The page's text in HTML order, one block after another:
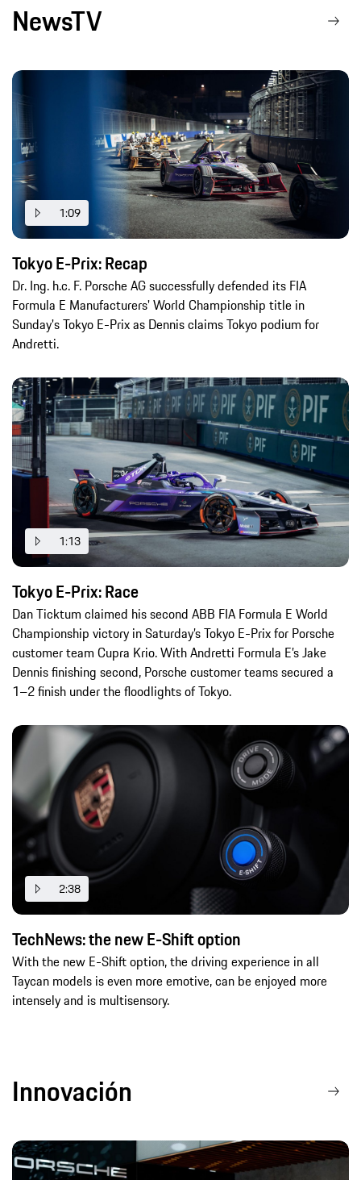
NewsTV
1:09
Tokyo E-Prix: Recap
Dr. Ing. h.c. F. Porsche AG successfully defended its FIA
Formula E Manufacturers' World Championship title in
Sunday's Tokyo E-Prix as Dennis claims Tokyo podium for
Andretti.
1:13
Tokyo E-Prix: Race
Dan Ticktum claimed his second ABB FIA Formula E World
Championship victory in Saturday’s Tokyo E-Prix for Porsche
customer team Cupra Krio. With Andretti Formula E’s Jake
Dennis finishing second, Porsche customer teams secured a
1–2 finish under the floodlights of Tokyo.
2:38
TechNews: the new E-Shift option
With the new E-Shift option, the driving experience in all
Taycan models is even more emotive, can be enjoyed more
intensely and is multisensory.
Innovación